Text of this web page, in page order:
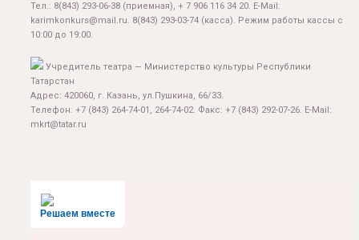
Тел.: 8(843) 293-06-38 (приемная), + 7 906 116 34 20. E-Mail:
karimkonkurs@mail.ru. 8(843) 293-03-74 (касса). Режим работы кассы с
10:00 до 19:00.
Учредитель театра — Министерство культуры Республики
Татарстан
Адрес: 420060, г. Казань, ул.Пушкина, 66/33.
Телефон: +7 (843) 264-74-01, 264-74-02. Факс: +7 (843) 292-07-26. E-Mail:
mkrt@tatar.ru
Решаем вместе